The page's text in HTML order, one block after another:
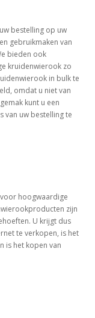
bestelling op uw
gebruikmaken van
bieden ook
kruidenwierook zo
in bulk te
omdat u niet van
kunt u een
van uw bestelling te
hoogwaardige
zijn
U krijgt dus
te verkopen, is het
is het kopen van